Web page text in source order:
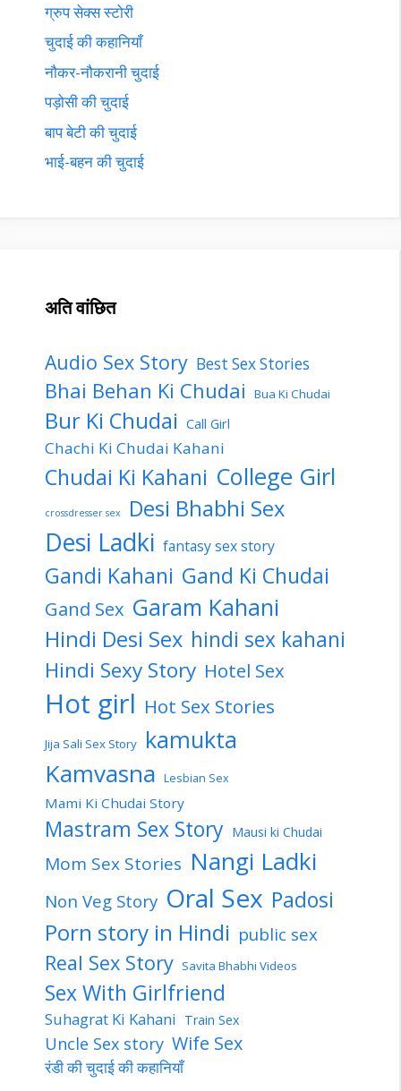
ग्रुप सेक्स स्टोरी
चुदाई की कहानियाँ
नौकर-नौकरानी चुदाई
पड़ोसी की चुदाई
बाप बेटी की चुदाई
भाई-बहन की चुदाई
अति वांछित
Audio Sex Story Best Sex Stories
Bhai Behan Ki Chudai Bua Ki Chudai
Bur Ki Chudai Call Girl
Chachi Ki Chudai Kahani
Chudai Ki Kahani College Girl
crossdresser sex Desi Bhabhi Sex
Desi Ladki fantasy sex story
Gandi Kahani Gand Ki Chudai
Gand Sex Garam Kahani
Hindi Desi Sex hindi sex kahani
Hindi Sexy Story Hotel Sex
Hot girl Hot Sex Stories
Jija Sali Sex Story kamukta
Kamvasna Lesbian Sex
Mami Ki Chudai Story
Mastram Sex Story Mausi ki Chudai
Mom Sex Stories Nangi Ladki
Non Veg Story Oral Sex Padosi
Porn story in Hindi public sex
Real Sex Story Savita Bhabhi Videos
Sex With Girlfriend
Suhagrat Ki Kahani Train Sex
Uncle Sex story Wife Sex
रंडी की चुदाई की कहानियाँ